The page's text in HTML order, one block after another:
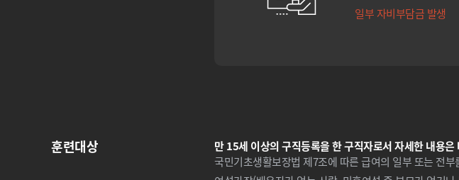
일부 자비부담금 발생
훈련대상
만 15세 이상의 구직등록을 한 구직자로서 자세한 내용은
국민기초생활보장법 제7조에 따른 급여의 일부 또는 전